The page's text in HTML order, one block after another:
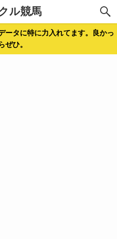
ル競馬
ータに特に力入れてます。良かっ
ぜひ。